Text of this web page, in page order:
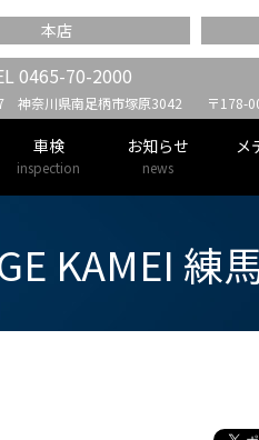
〒178-
本店
0465-70-2000
神奈川県南足柄市塚原3042
車検
inspection
お知らせ
news
メ
KAMEI 練